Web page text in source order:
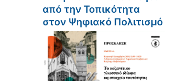
από την Τοπικότητα
στον Ψηφιακό Πολιτισμό